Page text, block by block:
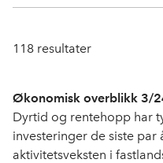
118 resultater
Økonomisk overblikk 3/
Dyrtid og rentehopp har
investeringer de siste par
aktivitetsveksten i